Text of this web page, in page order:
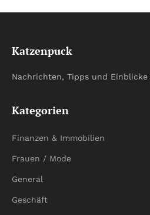
Katzenpuck
Nachrichten, Tipps und Einblicke
Kategorien
Finanzen & Immobilien
Frauen / Mode
General
Geschäft